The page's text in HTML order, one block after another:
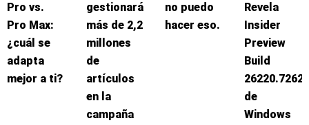
Pro vs.
Pro Max:
¿cuál se
adapta
mejor a ti?
gestionará
más de 2,2
millones
de
artículos
en la
campaña
no puedo
hacer eso.
Revela
Insider
Preview
Build
26220.7262
de
Windows